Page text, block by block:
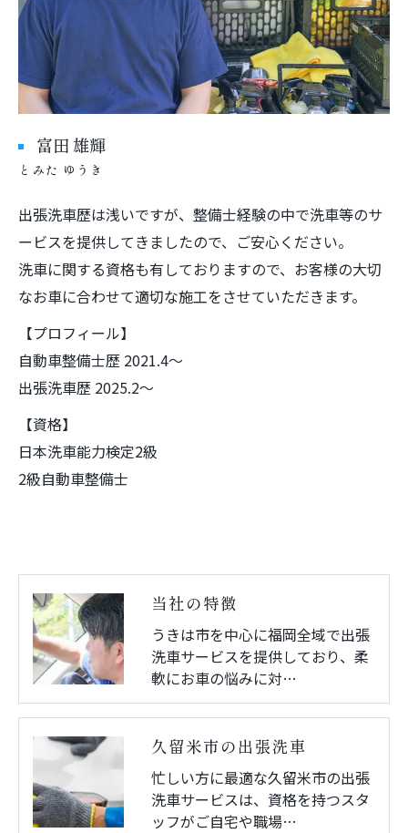
富田 雄輝
とみた ゆうき
出張洗車歴は浅いですが、整備士経験の中で洗車等のサ
ービスを提供してきましたので、ご安心ください。
洗車に関する資格も有しておりますので、お客様の大切
なお車に合わせて適切な施工をさせていただきます。
【プロフィール】
自動車整備士歴 2021.4～
出張洗車歴 2025.2～
【資格】
日本洗車能力検定2級
2級自動車整備士
当社の特徴
うきは市を中心に福岡全域で出張
洗車サービスを提供しており、柔
軟にお車の悩みに対…
久留米市の出張洗車
忙しい方に最適な久留米市の出張
洗車サービスは、資格を持つスタ
ッフがご自宅や職場…
ご予約はこちら